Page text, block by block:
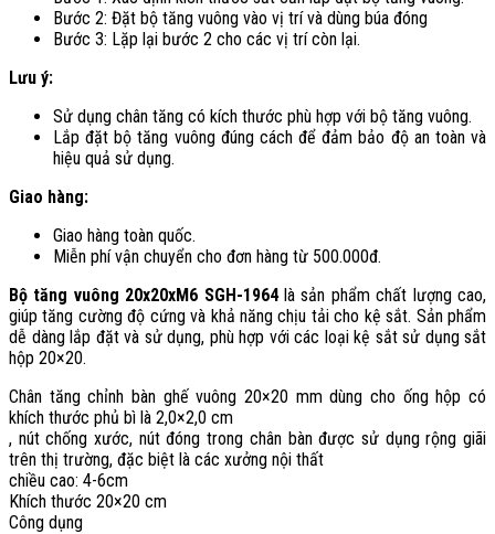
Bước 2: Đặt bộ tăng vuông vào vị trí và dùng búa đóng
Bước 3: Lặp lại bước 2 cho các vị trí còn lại.
Lưu ý:
Sử dụng chân tăng có kích thước phù hợp với bộ tăng vuông.
Lắp đặt bộ tăng vuông đúng cách để đảm bảo độ an toàn và
hiệu quả sử dụng.
Giao hàng:
Giao hàng toàn quốc.
Miễn phí vận chuyển cho đơn hàng từ 500.000đ.
Bộ tăng vuông 20x20xM6 SGH-1964là sản phẩm chất lượng cao,
giúp tăng cường độ cứng và khả năng chịu tải cho kệ sắt. Sản phẩm
dễ dàng lắp đặt và sử dụng, phù hợp với các loại kệ sắt sử dụng sắt
hộp 20×20.
Chân tăng chỉnh bàn ghế vuông 20×20 mm dùng cho ống hộp có
khích thước phủ bì là 2,0×2,0 cm
, nút chống xước, nút đóng trong chân bàn được sử dụng rộng giãi
trên thị trường, đặc biệt là các xưởng nội thất
chiều cao: 4-6cm
Khích thước 20×20 cm
Công dụng